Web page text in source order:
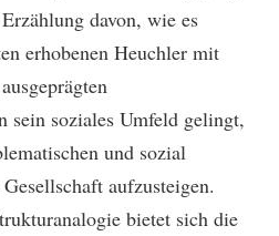
davon, wie es
erhobenen Heuchler mit
sein soziales Umfeld gelingt,
und sozial
aufzusteigen.
bietet sich die